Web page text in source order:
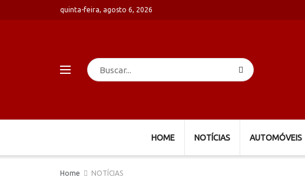
quinta-feira, agosto 6, 2026
HOME NOTÍCIAS AUTOMÓVEIS
Home NOTÍCIAS